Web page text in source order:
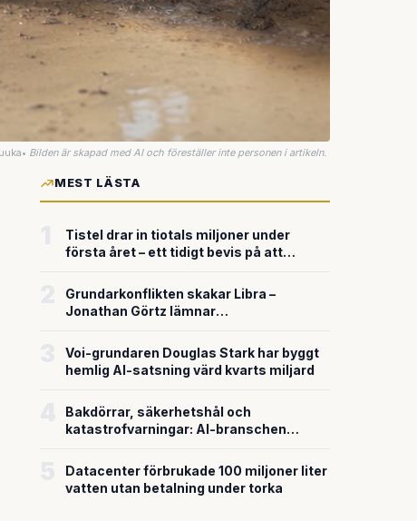
• Bilden är skapad med AI och föreställer inte personen i artikeln.
MEST LÄSTA
Tistel drar in tiotals miljoner under
första året – ett tidigt bevis på att
försvarsteknik
Grundarkonflikten skakar Libra –
Jonathan Görtz lämnar
miljardvärderingen
Voi-grundaren Douglas Stark har byggt
hemlig AI-satsning värd kvarts miljard
Bakdörrar, säkerhetshål och
katastrofvarningar: AI-branschen
Datacenter förbrukade 100 miljoner liter
vatten utan betalning under torka